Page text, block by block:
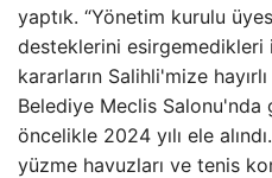
yaptık. “Yönetim kurulu
desteklerini esirgemedikleri
kararların Salihli'mize
Belediye Meclis
öncelikle 2024 yılı ele alındı.
yüzme havuzları ve tenis